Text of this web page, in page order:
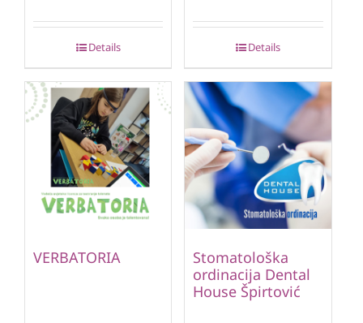
Details Details
VERBATORIA
Stomatološka
ordinacija Dental
House Špirtović